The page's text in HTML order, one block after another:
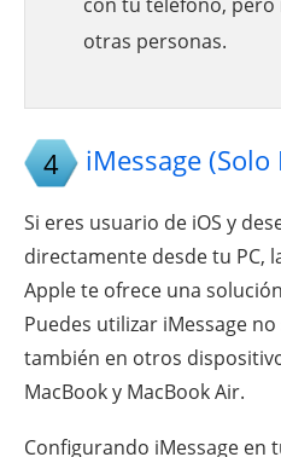
con tu teléfono, pero
otras personas.
4 iMessage (Solo
Si eres usuario de iOS y
directamente desde tu PC,
Apple te ofrece una
Puedes utilizar iMessage
también en otros
MacBook y MacBook Air.
Configurando iMessage en